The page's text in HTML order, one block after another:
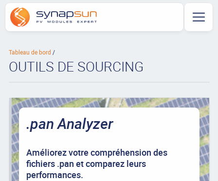
Tableau de bord
OUTILS DE SOURCING
.pan Analyzer
Améliorez votre compréhension des
fichiers .pan et comparez leurs
performances.